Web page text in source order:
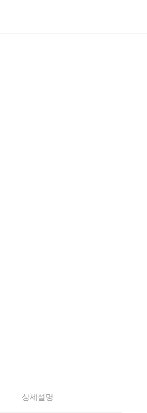
상세설명